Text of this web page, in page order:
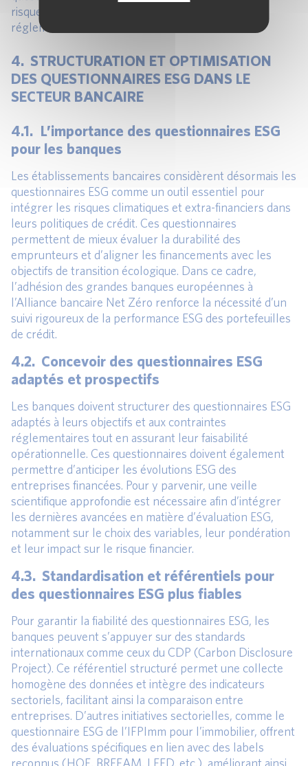
risques et améliorer leur conformité aux exigences
réglementaires croissantes.
4. STRUCTURATION ET OPTIMISATION
DES QUESTIONNAIRES ESG DANS LE
SECTEUR BANCAIRE
4.1. L’importance des questionnaires ESG
pour les banques
Les établissements bancaires considèrent désormais les
questionnaires ESG comme un outil essentiel pour
intégrer les risques climatiques et extra-financiers dans
leurs politiques de crédit. Ces questionnaires
permettent de mieux évaluer la durabilité des
emprunteurs et d’aligner les financements avec les
objectifs de transition écologique. Dans ce cadre,
l’adhésion des grandes banques européennes à
l’Alliance bancaire Net Zéro renforce la nécessité d’un
suivi rigoureux de la performance ESG des portefeuilles
de crédit.
4.2. Concevoir des questionnaires ESG
adaptés et prospectifs
Les banques doivent structurer des questionnaires ESG
adaptés à leurs objectifs et aux contraintes
réglementaires tout en assurant leur faisabilité
opérationnelle. Ces questionnaires doivent également
permettre d’anticiper les évolutions ESG des
entreprises financées. Pour y parvenir, une veille
scientifique approfondie est nécessaire afin d’intégrer
les dernières avancées en matière d’évaluation ESG,
notamment sur le choix des variables, leur pondération
et leur impact sur le risque financier.
4.3. Standardisation et référentiels pour
des questionnaires ESG plus fiables
Pour garantir la fiabilité des questionnaires ESG, les
banques peuvent s’appuyer sur des standards
internationaux comme ceux du CDP (Carbon Disclosure
Project). Ce référentiel structuré permet une collecte
homogène des données et intègre des indicateurs
sectoriels, facilitant ainsi la comparaison entre
entreprises. D’autres initiatives sectorielles, comme le
questionnaire ESG de l’IFPImm pour l’immobilier, offrent
des évaluations spécifiques en lien avec des labels
reconnus (HQE, BREEAM, LEED, etc.), améliorant ainsi